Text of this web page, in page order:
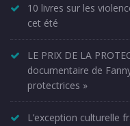
10 livres sur les
cet été
LE PRIX DE LA
documentaire de
protectrices »
L’exception culturelle